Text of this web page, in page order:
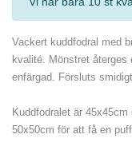
Vackert kuddfodral med
kvalité. Mönstret återges
enfärgad. Försluts
Kuddfodralet är
50x50cm för att få en